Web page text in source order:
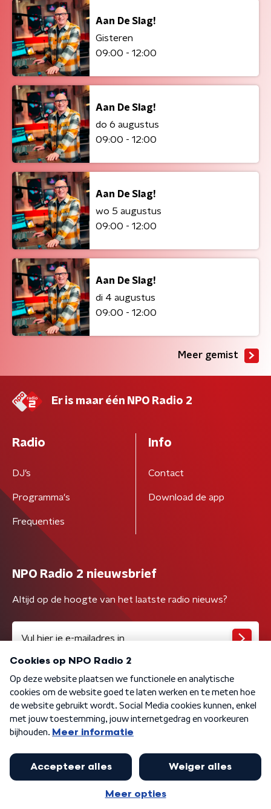
Aan De Slag!
Gisteren
09:00 - 12:00
Aan De Slag!
do 6 augustus
09:00 - 12:00
Aan De Slag!
wo 5 augustus
09:00 - 12:00
Aan De Slag!
di 4 augustus
09:00 - 12:00
Meer gemist
Er is maar één NPO Radio 2
Radio
DJ’s
Programma's
Frequenties
Info
Contact
Download de app
NPO Radio 2 nieuwsbrief
Altijd op de hoogte van het laatste radio nieuws?
Algemene voorwaarden